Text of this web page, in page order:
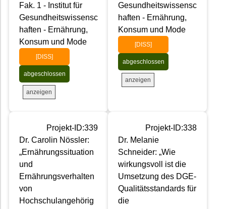
Fak. 1 - Institut für
Gesundheitswissensc
haften - Ernährung,
Konsum und Mode
[DISS]
abgeschlossen
anzeigen
Gesundheitswissensc
haften - Ernährung,
Konsum und Mode
[DISS]
abgeschlossen
anzeigen
Projekt-ID:339
Dr. Carolin Nössler:
„Ernährungssituation
und
Ernährungsverhalten
von
Hochschulangehörig
Projekt-ID:338
Dr. Melanie
Schneider: „Wie
wirkungsvoll ist die
Umsetzung des DGE-
Qualitätsstandards für
die